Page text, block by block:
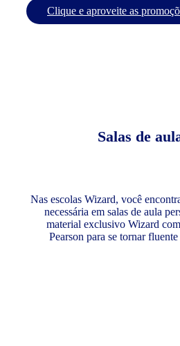
Clique e aproveite as
Salas de
Nas escolas Wizard, você
necessária em salas de aula
material exclusivo Wizard
Pearson para se tornar